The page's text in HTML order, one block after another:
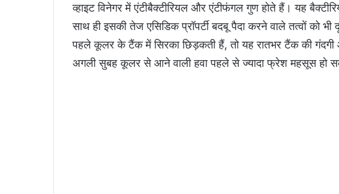
व्हाइट विनेगर में एंटीबैक्टीरियल और एंटीफंगल गुण होते हैं। यह
साथ ही इसकी तेज एसिडिक प्रॉपर्टी बदबू पैदा करने वाले तत्वों को
पहले कूलर के टैंक में सिरका छिड़कती हैं, तो यह रातभर टैंक की
अगली सुबह कूलर से आने वाली हवा पहले से ज्यादा फ्रेश महसूस हो